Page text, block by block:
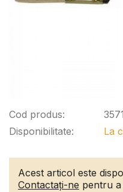
Cod produs:
Disponibilitate:
La
Acest articol este
Contactați-ne pentru a